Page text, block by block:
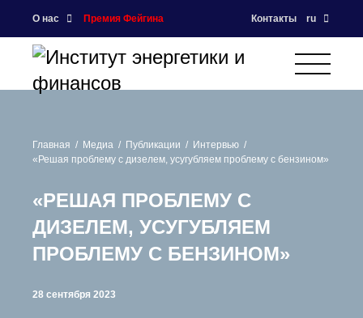
О нас Премия Фейгина Контакты ru
Главная Медиа Публикации
Интервью
«Решая проблему с дизелем, усугубляем проблему с бензином»
«РЕШАЯ ПРОБЛЕМУ С
ДИЗЕЛЕМ, УСУГУБЛЯЕМ
ПРОБЛЕМУ С БЕНЗИНОМ»
28 сентября 2023